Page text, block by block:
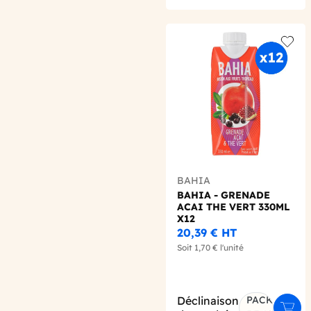
Add
BAHIA
BAHIA - GRENADE
ACAI THE VERT 330ML
X12
20,39 € HT
Soit 1,70 € l'unité
Déclinaison
PACK